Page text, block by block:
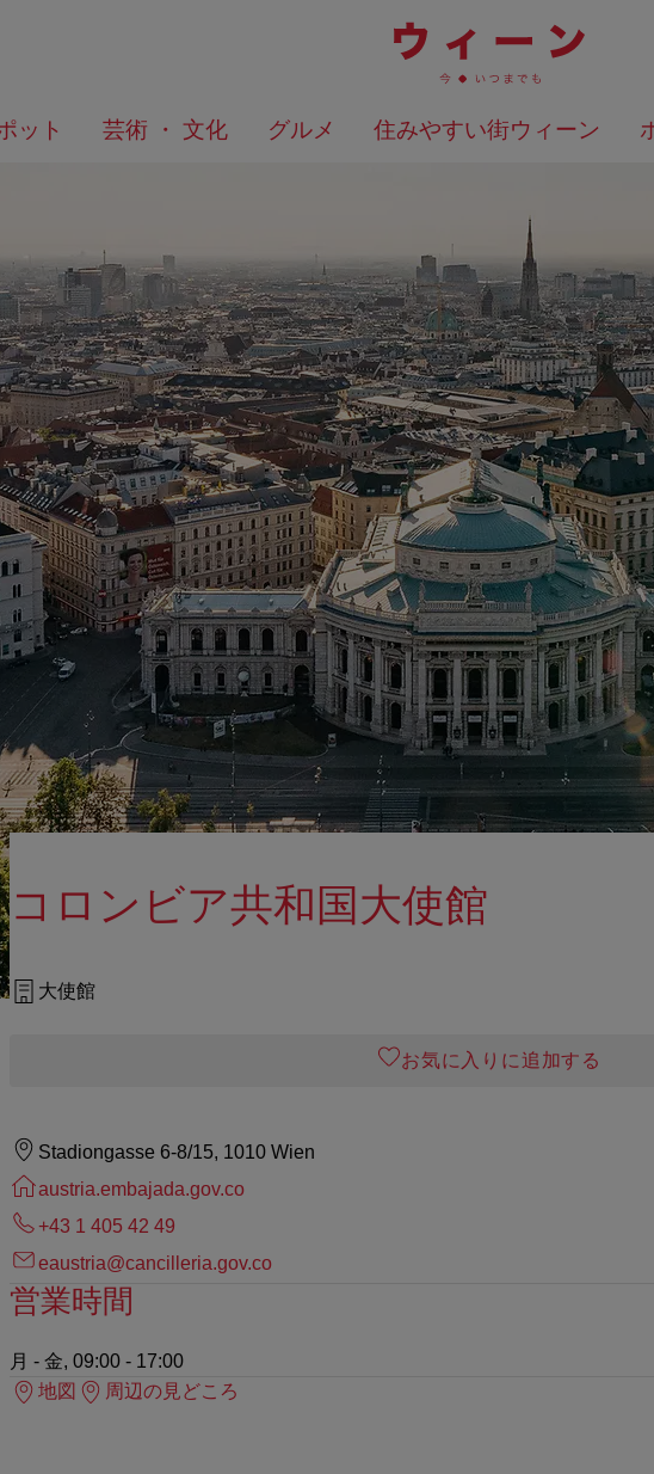
ット 芸術 ・ 文化 グルメ 住みやすい街ウィーン
何
を
か？
コロンビア共和国大使館
大使館
お気に入りに追加する
Stadiongasse 6-8/15, 1010 Wien
austria.embajada.gov.co
+43 1 405 42 49
eaustria@cancilleria.gov.co
営業時間
月 - 金, 09:00 - 17:00
地図
周辺の見どころ